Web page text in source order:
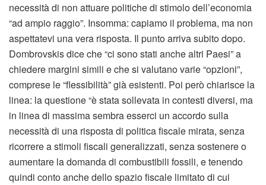
necessità di non attuare politiche di stimolo dell’economia
“ad ampio raggio”. Insomma: capiamo il problema, ma non
aspettatevi una vera risposta. Il punto arriva subito dopo.
Dombrovskis dice che “ci sono stati anche altri Paesi” a
chiedere margini simili e che si valutano varie “opzioni”,
comprese le “flessibilità” già esistenti. Poi però chiarisce la
linea: la questione “è stata sollevata in contesti diversi, ma
in linea di massima sembra esserci un accordo sulla
necessità di una risposta di politica fiscale mirata, senza
ricorrere a stimoli fiscali generalizzati, senza sostenere o
aumentare la domanda di combustibili fossili, e tenendo
quindi conto anche dello spazio fiscale limitato di cui